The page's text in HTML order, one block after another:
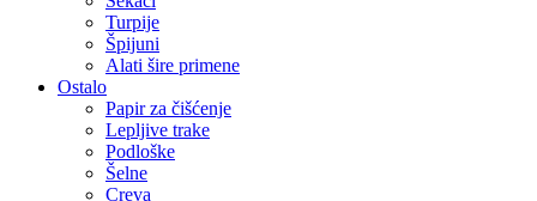
Turpije
Špijuni
Alati šire primene
Ostalo
Papir za čišćenje
Lepljive trake
Podloške
Šelne
Creva